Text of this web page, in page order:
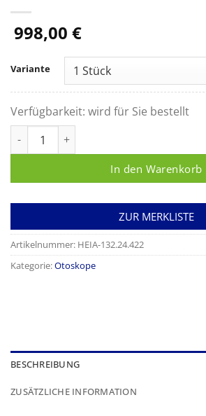
998,00 €
Variante
Verfügbarkeit: wird für Sie bestellt
In den Warenkorb
ZUR MERKLISTE
Artikelnummer: HEIA-132.24.422
Kategorie:Otoskope
BESCHREIBUNG
ZUSÄTZLICHE INFORMATION